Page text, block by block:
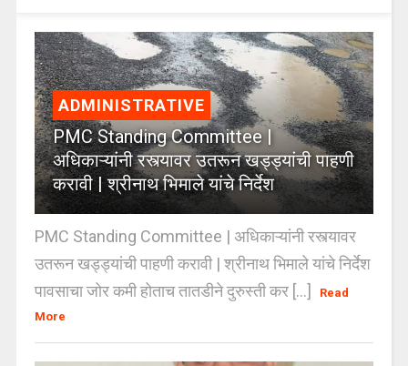
ADMINISTRATIVE
PMC Standing Committee |
अधिकाऱ्यांनी रस्त्यावर उतरून खड्ड्यांची पाहणी
करावी | श्रीनाथ भिमाले यांचे निर्देश
PMC Standing Committee | अधिकाऱ्यांनी रस्त्यावर
उतरून खड्ड्यांची पाहणी करावी | श्रीनाथ भिमाले यांचे निर्देश
पावसाचा जोर कमी होताच तातडीने दुरुस्ती कर [...]
Read
More